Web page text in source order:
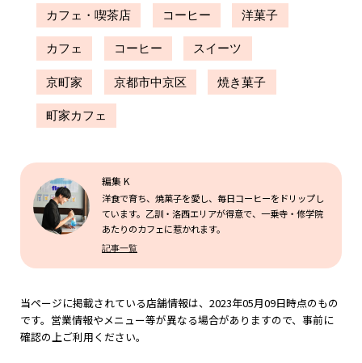
カフェ・喫茶店 コーヒー 洋菓子
カフェ コーヒー スイーツ
京町家 京都市中京区 焼き菓子
町家カフェ
編集 K
洋食で育ち、焼菓子を愛し、毎日コーヒーをドリップし
ています。乙訓・洛西エリアが得意で、一乗寺・修学院
あたりのカフェに惹かれます。
記事一覧
当ページに掲載されている店舗情報は、2023年05月09日時点のもの
です。営業情報やメニュー等が異なる場合がありますので、事前に
確認の上ご利用ください。